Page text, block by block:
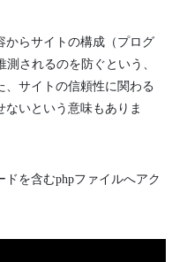
からサイトの構成（プログ
されるのを防ぐという、
、サイトの信頼性に関わる
いという意味もありま
を含むphpファイルへアク